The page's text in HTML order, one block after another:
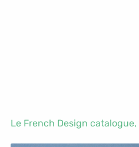
Le French Design catalogue,